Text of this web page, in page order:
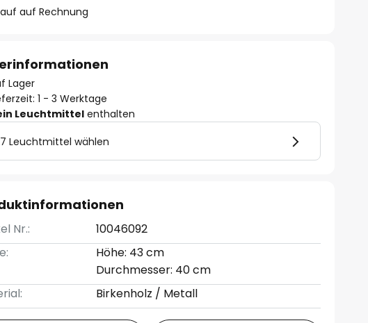
auf Rechnung
Lager
1 - 3 Werktage
Leuchtmittel enthalten
Leuchtmittel wählen
Nr.:
10046092
Höhe: 43 cm
Durchmesser: 40 cm
Birkenholz / Metall